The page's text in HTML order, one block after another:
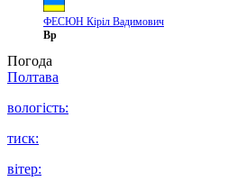
ФЕСЮН Кіріл Вадимович
Вр
Погода
Полтава
вологість:
тиск:
вітер: